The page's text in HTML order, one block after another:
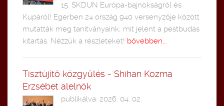
15. SKDUN Európa-bajnokságról és
Kupáról! Egerben 24 ország 940 versenyzője között
mutatták meg tanítványaink, mit jelent a pestbudás
kitartás. Nézzük a részleteket! bővebben...
Tisztújítő közgyűlés - Shihan Kozma
Erzsébet alelnök
publikálva: 2026. 04. 02.